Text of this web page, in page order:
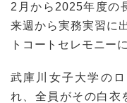
2月から2025年度の
来週から実務実習に
トコートセレモニー
武庫川女子大学の
れ、全員がその白衣